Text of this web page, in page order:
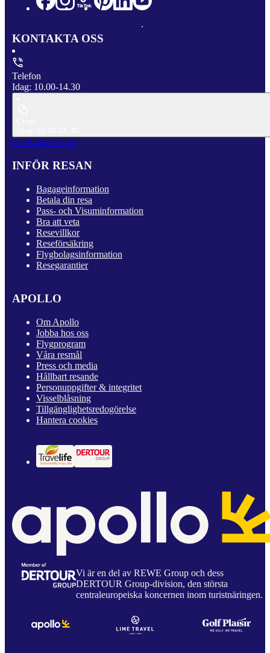
KONTAKTA OSS
Telefon
Idag: 10.00-14.30
Till Kundservice
INFÖR RESAN
Bagageinformation
Betala din resa
Pass- och Visuminformation
Bra att veta
Resevillkor
Reseförsäkring
Flygbolagsinformation
Resegarantier
APOLLO
Om Apollo
Jobba hos oss
Flygprogram
Våra resmål
Press och media
Hållbart resande
Personuppgifter & integritet
Visselblåsning
Tillgänglighetsredogörelse
Hantera cookies
Vi är en del av REWE Group och dess
DERTOUR Group-division, den största
centraleuropeiska koncernen inom turistnäringen.